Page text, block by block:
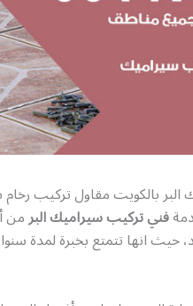
بالكويت مقاول تركيب
فني تركيب سيراميك البرمن
حيث انها تتمتع بخبرة لمدة